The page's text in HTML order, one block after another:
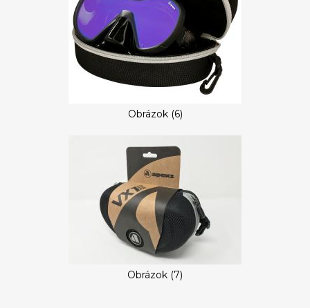
Obrázok (6)
Obrázok (7)